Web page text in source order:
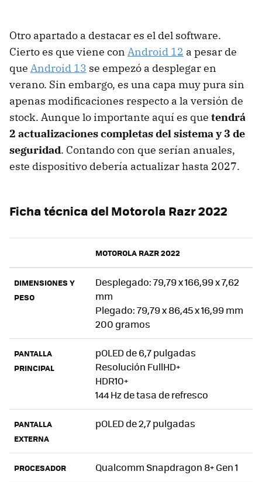
Otro apartado a destacar es el del software.
Cierto es que viene con Android 12 a pesar de
que Android 13 se empezó a desplegar en
verano. Sin embargo, es una capa muy pura sin
apenas modificaciones respecto a la versión de
stock. Aunque lo importante aquí es que tendrá
2 actualizaciones completas del sistema y 3 de
seguridad. Contando con que serían anuales,
este dispositivo debería actualizar hasta 2027.
Ficha técnica del Motorola Razr 2022
MOTOROLA RAZR 2022
DIMENSIONES Y
PESO
Desplegado: 79,79 x 166,99 x 7,62
mm
Plegado: 79,79 x 86,45 x 16,99 mm
200 gramos
PANTALLA
PRINCIPAL
pOLED de 6,7 pulgadas
Resolución FullHD+
HDR10+
144 Hz de tasa de refresco
PANTALLA
EXTERNA
pOLED de 2,7 pulgadas
PROCESADOR Qualcomm Snapdragon 8+ Gen 1